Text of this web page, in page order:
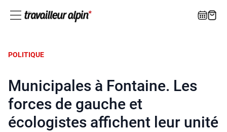
POLITIQUE
Municipales à Fontaine. Les
forces de gauche et
écologistes affichent leur unité